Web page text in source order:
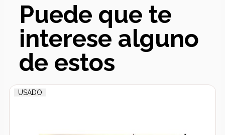
Puede que te
interese alguno
de estos
USADO